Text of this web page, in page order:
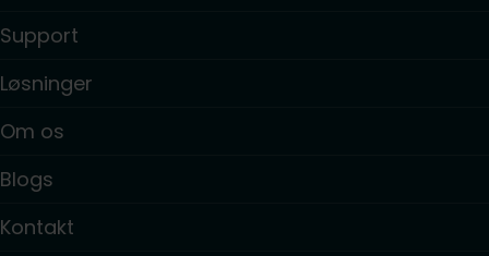
Support
Løsninger
Om os
Blogs
Kontakt